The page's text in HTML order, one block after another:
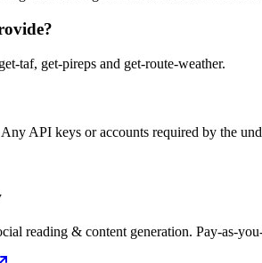
taf, get-pireps and get-route-weather.
API keys or accounts required by the
reading & content generation. Pay-as-